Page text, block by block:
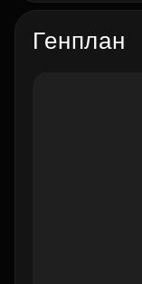
Генплан